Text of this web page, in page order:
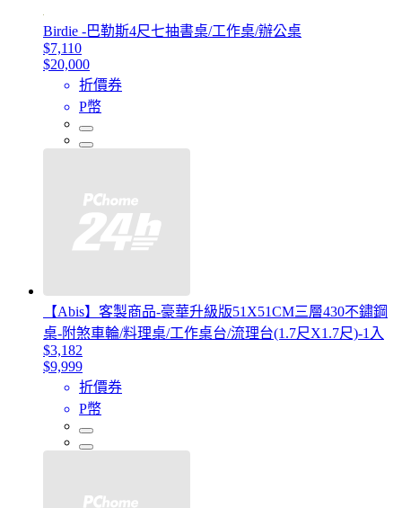
Birdie -巴勒斯4尺七抽書桌/工作桌/辦公桌
$7,110
$20,000
折價券
P幣
【Abis】客製商品-豪華升級版51X51CM三層430不鏽鋼
桌-附煞車輪/料理桌/工作桌台/流理台(1.7尺X1.7尺)-1入
$3,182
$9,999
折價券
P幣